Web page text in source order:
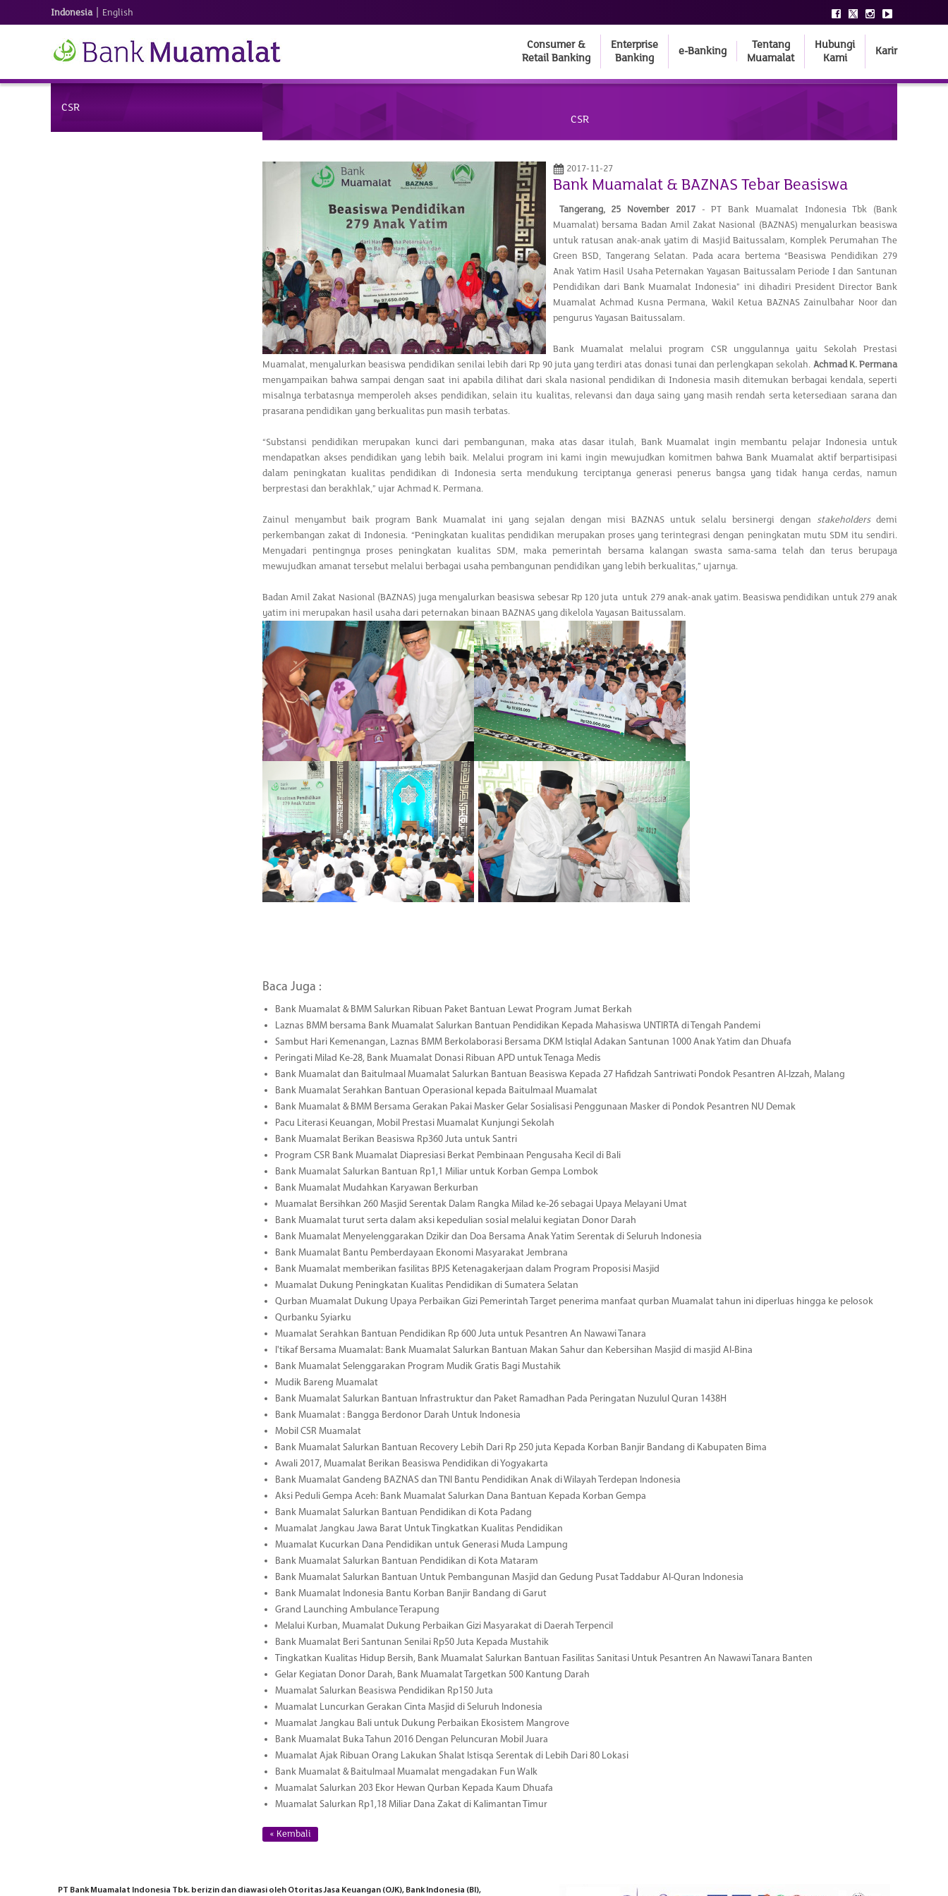
Indonesia | English
Consumer &
Retail Banking
Enterprise
Banking
e-Banking
Tentang
Muamalat
Hubungi
Kami
Karir
CSR
CSR
2017-11-27
Bank Muamalat & BAZNAS Tebar Beasiswa
Tangerang, 25 November 2017- PT Bank Muamalat Indonesia Tbk (Bank
Muamalat) bersama Badan Amil Zakat Nasional (BAZNAS) menyalurkan beasiswa
untuk ratusan anak-anak yatim di Masjid Baitussalam, Komplek Perumahan The
Green BSD, Tangerang Selatan. Pada acara bertema “Beasiswa Pendidikan 279
Anak Yatim Hasil Usaha Peternakan Yayasan Baitussalam Periode I dan Santunan
Pendidikan dari Bank Muamalat Indonesia” ini dihadiri President Director Bank
Muamalat Achmad Kusna Permana, Wakil Ketua BAZNAS Zainulbahar Noor dan
pengurus Yayasan Baitussalam.
Bank Muamalat melalui program CSR unggulannya yaitu Sekolah Prestasi
Muamalat, menyalurkan beasiswa pendidikan senilai lebih dari Rp 90 juta yang terdiri atas donasi tunai dan perlengkapan sekolah. Achmad K. Permana
menyampaikan bahwa sampai dengan saat ini apabila dilihat dari skala nasional pendidikan di Indonesia masih ditemukan berbagai kendala, seperti
misalnya terbatasnya memperoleh akses pendidikan, selain itu kualitas, relevansi dan daya saing yang masih rendah serta ketersediaan sarana dan
prasarana pendidikan yang berkualitas pun masih terbatas.
“Substansi pendidikan merupakan kunci dari pembangunan, maka atas dasar itulah, Bank Muamalat ingin membantu pelajar Indonesia untuk
mendapatkan akses pendidikan yang lebih baik. Melalui program ini kami ingin mewujudkan komitmen bahwa Bank Muamalat aktif berpartisipasi
dalam peningkatan kualitas pendidikan di Indonesia serta mendukung terciptanya generasi penerus bangsa yang tidak hanya cerdas, namun
berprestasi dan berakhlak,” ujar Achmad K. Permana.
Zainul menyambut baik program Bank Muamalat ini yang sejalan dengan misi BAZNAS untuk selalu bersinergi dengan stakeholdersdemi
perkembangan zakat di Indonesia. “Peningkatan kualitas pendidikan merupakan proses yang terintegrasi dengan peningkatan mutu SDM itu sendiri.
Menyadari pentingnya proses peningkatan kualitas SDM, maka pemerintah bersama kalangan swasta sama-sama telah dan terus berupaya
mewujudkan amanat tersebut melalui berbagai usaha pembangunan pendidikan yang lebih berkualitas,” ujarnya.
Badan Amil Zakat Nasional (BAZNAS) juga menyalurkan beasiswa sebesar Rp 120 juta untuk 279 anak-anak yatim. Beasiswa pendidikan untuk 279 anak
yatim ini merupakan hasil usaha dari peternakan binaan BAZNAS yang dikelola Yayasan Baitussalam.
Baca Juga :
Bank Muamalat & BMM Salurkan Ribuan Paket Bantuan Lewat Program Jumat Berkah
Laznas BMM bersama Bank Muamalat Salurkan Bantuan Pendidikan Kepada Mahasiswa UNTIRTA di Tengah Pandemi
Sambut Hari Kemenangan, Laznas BMM Berkolaborasi Bersama DKM Istiqlal Adakan Santunan 1000 Anak Yatim dan Dhuafa
Peringati Milad Ke-28, Bank Muamalat Donasi Ribuan APD untuk Tenaga Medis
Bank Muamalat dan Baitulmaal Muamalat Salurkan Bantuan Beasiswa Kepada 27 Hafidzah Santriwati Pondok Pesantren Al-Izzah, Malang
Bank Muamalat Serahkan Bantuan Operasional kepada Baitulmaal Muamalat
Bank Muamalat & BMM Bersama Gerakan Pakai Masker Gelar Sosialisasi Penggunaan Masker di Pondok Pesantren NU Demak
Pacu Literasi Keuangan, Mobil Prestasi Muamalat Kunjungi Sekolah
Bank Muamalat Berikan Beasiswa Rp360 Juta untuk Santri
Program CSR Bank Muamalat Diapresiasi Berkat Pembinaan Pengusaha Kecil di Bali
Bank Muamalat Salurkan Bantuan Rp1,1 Miliar untuk Korban Gempa Lombok
Bank Muamalat Mudahkan Karyawan Berkurban
Muamalat Bersihkan 260 Masjid Serentak Dalam Rangka Milad ke-26 sebagai Upaya Melayani Umat
Bank Muamalat turut serta dalam aksi kepedulian sosial melalui kegiatan Donor Darah
Bank Muamalat Menyelenggarakan Dzikir dan Doa Bersama Anak Yatim Serentak di Seluruh Indonesia
Bank Muamalat Bantu Pemberdayaan Ekonomi Masyarakat Jembrana
Bank Muamalat memberikan fasilitas BPJS Ketenagakerjaan dalam Program Proposisi Masjid
Muamalat Dukung Peningkatan Kualitas Pendidikan di Sumatera Selatan
Qurban Muamalat Dukung Upaya Perbaikan Gizi Pemerintah Target penerima manfaat qurban Muamalat tahun ini diperluas hingga ke pelosok
Qurbanku Syiarku
Muamalat Serahkan Bantuan Pendidikan Rp 600 Juta untuk Pesantren An Nawawi Tanara
I'tikaf Bersama Muamalat: Bank Muamalat Salurkan Bantuan Makan Sahur dan Kebersihan Masjid di masjid Al-Bina
Bank Muamalat Selenggarakan Program Mudik Gratis Bagi Mustahik
Mudik Bareng Muamalat
Bank Muamalat Salurkan Bantuan Infrastruktur dan Paket Ramadhan Pada Peringatan Nuzulul Quran 1438H
Bank Muamalat : Bangga Berdonor Darah Untuk Indonesia
Mobil CSR Muamalat
Bank Muamalat Salurkan Bantuan Recovery Lebih Dari Rp 250 juta Kepada Korban Banjir Bandang di Kabupaten Bima
Awali 2017, Muamalat Berikan Beasiswa Pendidikan di Yogyakarta
Bank Muamalat Gandeng BAZNAS dan TNI Bantu Pendidikan Anak di Wilayah Terdepan Indonesia
Aksi Peduli Gempa Aceh: Bank Muamalat Salurkan Dana Bantuan Kepada Korban Gempa
Bank Muamalat Salurkan Bantuan Pendidikan di Kota Padang
Muamalat Jangkau Jawa Barat Untuk Tingkatkan Kualitas Pendidikan
Muamalat Kucurkan Dana Pendidikan untuk Generasi Muda Lampung
Bank Muamalat Salurkan Bantuan Pendidikan di Kota Mataram
Bank Muamalat Salurkan Bantuan Untuk Pembangunan Masjid dan Gedung Pusat Taddabur Al-Quran Indonesia
Bank Muamalat Indonesia Bantu Korban Banjir Bandang di Garut
Grand Launching Ambulance Terapung
Melalui Kurban, Muamalat Dukung Perbaikan Gizi Masyarakat di Daerah Terpencil
Bank Muamalat Beri Santunan Senilai Rp50 Juta Kepada Mustahik
Tingkatkan Kualitas Hidup Bersih, Bank Muamalat Salurkan Bantuan Fasilitas Sanitasi Untuk Pesantren An Nawawi Tanara Banten
Gelar Kegiatan Donor Darah, Bank Muamalat Targetkan 500 Kantung Darah
Muamalat Salurkan Beasiswa Pendidikan Rp150 Juta
Muamalat Luncurkan Gerakan Cinta Masjid di Seluruh Indonesia
Muamalat Jangkau Bali untuk Dukung Perbaikan Ekosistem Mangrove
Bank Muamalat Buka Tahun 2016 Dengan Peluncuran Mobil Juara
Muamalat Ajak Ribuan Orang Lakukan Shalat Istisqa Serentak di Lebih Dari 80 Lokasi
Bank Muamalat & Baitulmaal Muamalat mengadakan Fun Walk
Muamalat Salurkan 203 Ekor Hewan Qurban Kepada Kaum Dhuafa
Muamalat Salurkan Rp1,18 Miliar Dana Zakat di Kalimantan Timur
« Kembali
PT Bank Muamalat Indonesia Tbk. berizin dan diawasi oleh Otoritas Jasa Keuangan (OJK), Bank Indonesia (BI),